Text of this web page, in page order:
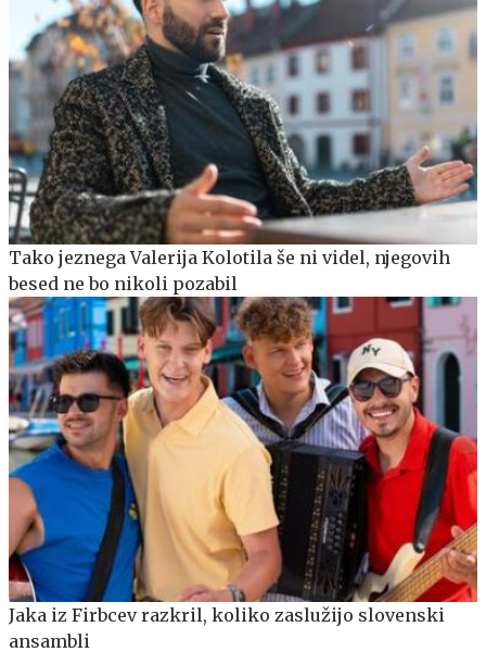
Tako jeznega Valerija Kolotila še ni videl, njegovih
besed ne bo nikoli pozabil
Jaka iz Firbcev razkril, koliko zaslužijo slovenski
ansambli